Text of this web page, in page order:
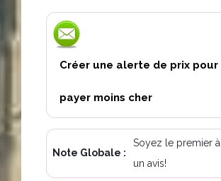
Créer une alerte de prix pour
payer moins cher
Note Globale :
Soyez le premier
un avis!